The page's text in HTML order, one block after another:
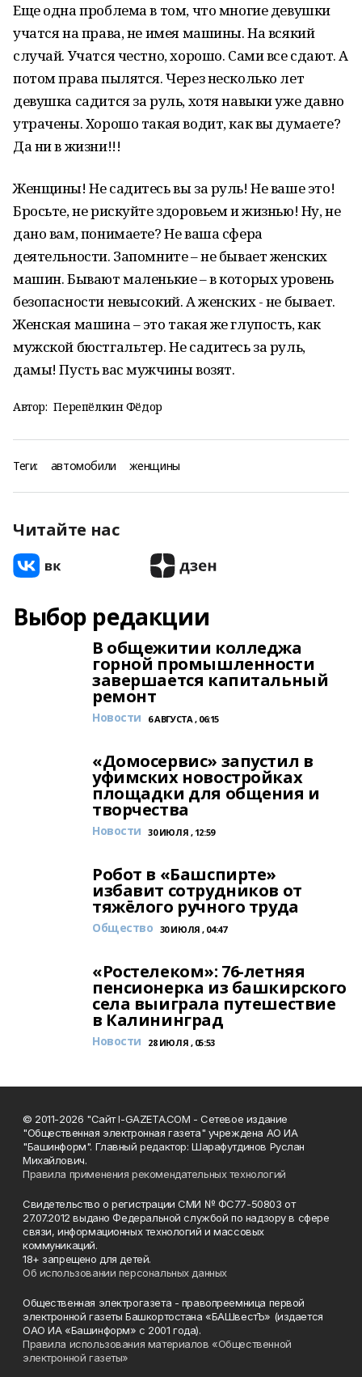
Еще одна проблема в том, что многие девушки
учатся на права, не имея машины. На всякий
случай. Учатся честно, хорошо. Сами все сдают. А
потом права пылятся. Через несколько лет
девушка садится за руль, хотя навыки уже давно
утрачены. Хорошо такая водит, как вы думаете?
Да ни в жизни!!!
Женщины! Не садитесь вы за руль! Не ваше это!
Бросьте, не рискуйте здоровьем и жизнью! Ну, не
дано вам, понимаете? Не ваша сфера
деятельности. Запомните – не бывает женских
машин. Бывают маленькие – в которых уровень
безопасности невысокий. А женских - не бывает.
Женская машина – это такая же глупость, как
мужской бюстгальтер. Не садитесь за руль,
дамы! Пусть вас мужчины возят.
Автор: Перепёлкин Фёдор
Теги: автомобили женщины
Читайте нас
Выбор редакции
В общежитии колледжа
горной промышленности
завершается капитальный
ремонт
Новости 6 АВГУСТА , 06:15
«Домосервис» запустил в
уфимских новостройках
площадки для общения и
творчества
Новости 30 ИЮЛЯ , 12:59
Робот в «Башспирте»
избавит сотрудников от
тяжёлого ручного труда
Общество 30 ИЮЛЯ , 04:47
«Ростелеком»: 76-летняя
пенсионерка из башкирского
села выиграла путешествие
в Калининград
Новости 28 ИЮЛЯ , 05:53
© 2011-2026 "Сайт I-GAZETA.COM - Сетевое издание
"Общественная электронная газета" учреждена АО ИА
"Башинформ". Главный редактор: Шарафутдинов Руслан
Михайлович.
Правила применения рекомендательных технологий
Свидетельство о регистрации СМИ № ФС77-50803 от
27.07.2012 выдано Федеральной службой по надзору в сфере
связи, информационных технологий и массовых
коммуникаций.
18+ запрещено для детей.
Об использовании персональных данных
Общественная электрогазета - правопреемница первой
электронной газеты Башкортостана «БАШвестЪ» (издается
ОАО ИА «Башинформ» с 2001 года).
Правила использования материалов «Общественной
электронной газеты»